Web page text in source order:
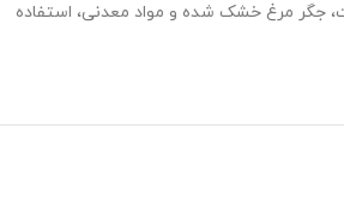
ماهی قزل آلا 6%، پروتئین طیور هیدرولیز شده، پروتئین ذرت، جگر مرغ خشک شده و مواد معدنی، استفاده